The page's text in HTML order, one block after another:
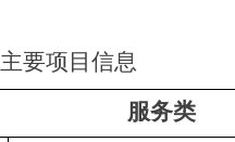
主要项目信息
服务类